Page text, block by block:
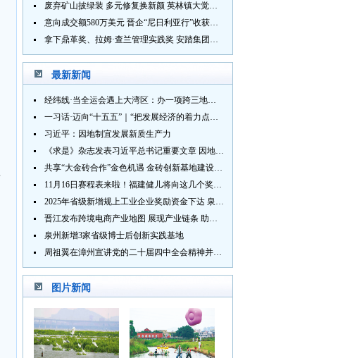
废弃矿山披绿装 多元修复换新颜 英林镇大觉山片区废弃矿山生态修复项目通过验收
意向成交额580万美元 晋企“尼日利亚行”收获满满
拿下鼎革奖、拉姆·查兰管理实践奖 安踏集团获企业管理权威奖项
最新新闻
经纬线·当全运会遇上大湾区：办一项跨三地的赛事有多硬核？
一习话·迈向“十五五”｜“把发展经济的着力点放在实体经济上”
习近平：因地制宜发展新质生产力
《求是》杂志发表习近平总书记重要文章 因地制宜发展新质生产力
共享“大金砖合作”金色机遇 金砖创新基地建设成效显著
11月16日赛程表来啦！福建健儿将向这几个奖牌发起冲击→
2025年省级新增规上工业企业奖励资金下达 泉州市获补资金居全省首位
晋江发布跨境电商产业地图 展现产业链条 助力“晋品出海”
泉州新增3家省级博士后创新实践基地
周祖翼在漳州宣讲党的二十届四中全会精神并调研
图片新闻